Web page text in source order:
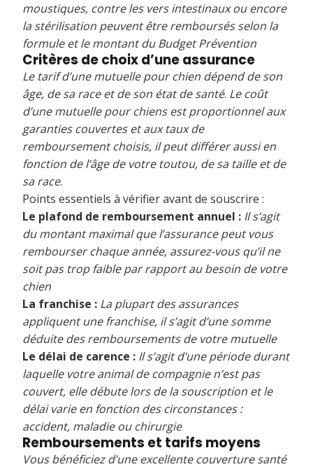
moustiques, contre les vers intestinaux ou encore
la stérilisation peuvent être remboursés selon la
formule et le montant du Budget Prévention
Critères de choix d’une assurance
Le tarif d’une mutuelle pour chien dépend de son
âge, de sa race et de son état de santé. Le coût
d’une mutuelle pour chiens est proportionnel aux
garanties couvertes et aux taux de
remboursement choisis, il peut différer aussi en
fonction de l’âge de votre toutou, de sa taille et de
sa race.
Points essentiels à vérifier avant de souscrire :
Le plafond de remboursement annuel : Il s’agit
du montant maximal que l’assurance peut vous
rembourser chaque année, assurez-vous qu’il ne
soit pas trop faible par rapport au besoin de votre
chien
La franchise : La plupart des assurances
appliquent une franchise, il s’agit d’une somme
déduite des remboursements de votre mutuelle
Le délai de carence : Il s’agit d’une période durant
laquelle votre animal de compagnie n’est pas
couvert, elle débute lors de la souscription et le
délai varie en fonction des circonstances :
accident, maladie ou chirurgie
Remboursements et tarifs moyens
Vous bénéficiez d’une excellente couverture santé